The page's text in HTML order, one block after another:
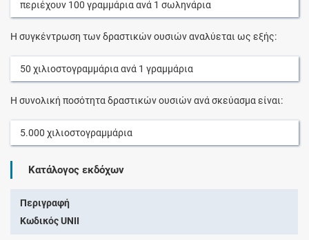
περιέχουν 100 γραμμάριαανά 1 σωληνάρια
Η συγκέντρωση των δραστικών ουσιών αναλύεται ως εξής:
50 χιλιοστογραμμάριαανά 1 γραμμάρια
Η συνολική ποσότητα δραστικών ουσιών ανά σκεύασμα είναι:
5.000 χιλιοστογραμμάρια
Κατάλογος εκδόχων
Περιγραφή
Κωδικός UNII